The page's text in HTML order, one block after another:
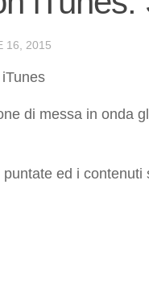
16, 2015
di messa in onda
ed i